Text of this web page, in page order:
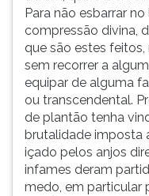
Para não esbarrar
compressão divina,
que são estes
sem recorrer a
equipar de alguma
ou transcendental.
de plantão tenha
brutalidade imposta
içado pelos anjos
infames deram
medo, em particular